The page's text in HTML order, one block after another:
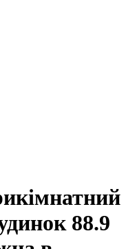
88.9